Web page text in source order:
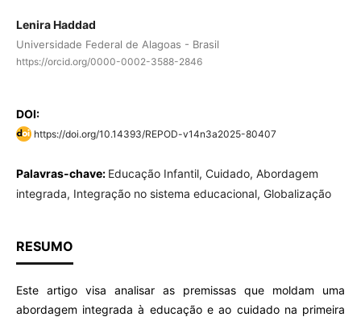
Lenira Haddad
Universidade Federal de Alagoas - Brasil
https://orcid.org/0000-0002-3588-2846
DOI:
https://doi.org/10.14393/REPOD-v14n3a2025-80407
Palavras-chave: Educação Infantil, Cuidado, Abordagem
integrada, Integração no sistema educacional, Globalização
RESUMO
Este artigo visa analisar as premissas que moldam uma
abordagem integrada à educação e ao cuidado na primeira